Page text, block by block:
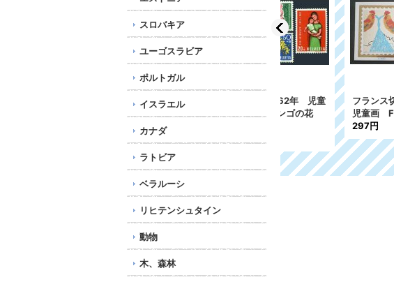
スロバキア
ユーゴスラビア
ポルトガル
イスラエル
カナダ
ラトビア
ベラルーシ
リヒテンシュタイン
動物
木、森林
スイス切手 1962年 児童
フランス切手 1981年
297円
赤道ギニア切手 1979
年 ユニセフ 国際児童
年 小型シートセット